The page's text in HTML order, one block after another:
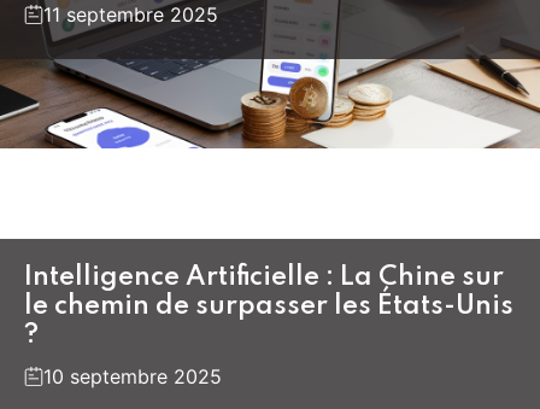
11 septembre 2025
Intelligence Artificielle : La Chine sur
le chemin de surpasser les États-Unis
?
10 septembre 2025